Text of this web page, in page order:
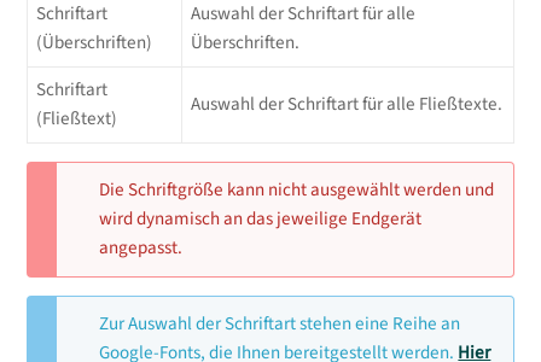
Schriftart
(Überschriften)
Auswahl der Schriftart für alle
Überschriften.
Schriftart
(Fließtext)
Auswahl der Schriftart für alle Fließtexte.
Die Schriftgröße kann nicht ausgewählt werden und
wird dynamisch an das jeweilige Endgerät
angepasst.
Zur Auswahl der Schriftart stehen eine Reihe an
Google-Fonts, die Ihnen bereitgestellt werden. Hier